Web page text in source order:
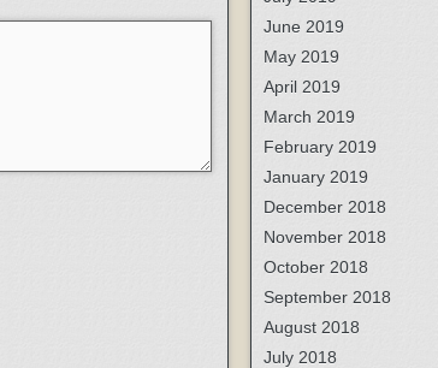
June 2019
May 2019
April 2019
March 2019
February 2019
January 2019
December 2018
November 2018
October 2018
September 2018
August 2018
July 2018